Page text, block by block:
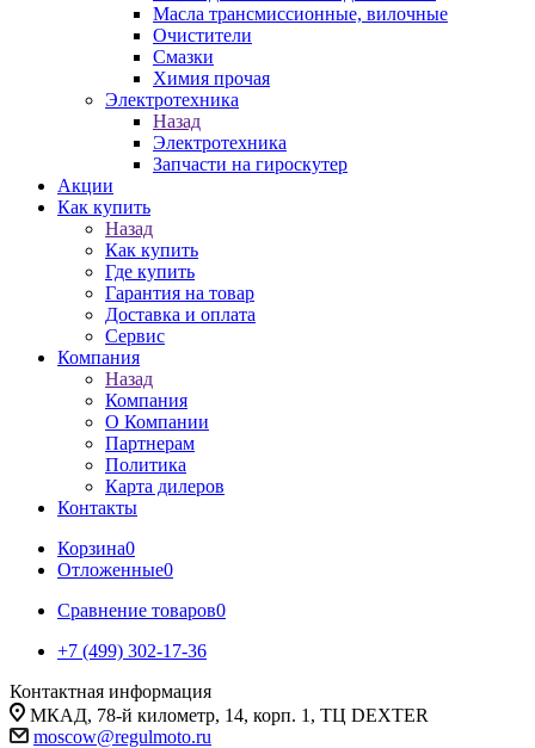
Масла трансмиссионные, вилочные
Очистители
Смазки
Химия прочая
Электротехника
Назад
Электротехника
Запчасти на гироскутер
Акции
Как купить
Назад
Как купить
Где купить
Гарантия на товар
Доставка и оплата
Сервис
Компания
Назад
Компания
О Компании
Партнерам
Политика
Карта дилеров
Контакты
Корзина0
Отложенные0
Сравнение товаров0
+7 (499) 302-17-36
Контактная информация
МКАД, 78-й километр, 14, корп. 1, ТЦ DEXTER
moscow@regulmoto.ru